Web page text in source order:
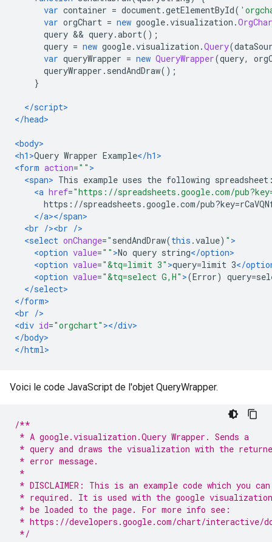
var container = document.getElementById(
var orgChart = new google.visualization .
query && query.abort();
query = new google.visualization .Query(
var queryWrapper = new QueryWrapper(query,
queryWrapper . sendAndDraw();
}
</script>
</head>
<body>
<h1>Query Wrapper Example</h1>
<form action="" >
<span> This example uses the following
<a href="https://spreadsheets.google.com/
https://spreadsheets.google.com/
</a></span>
<br /><br />
<select onChange=" sendAndDraw(this .value) " >
<option value="" >No query string</option>
<option value="&tq=limit 3" >query=limit 3</
<option value="&tq=select G,H" >(Error)
</select>
</form>
<br />
<div id="orgchart" ></div>
</body>
</html>
Voici le code JavaScript de l'objet QueryWrapper.
/**
* A google.visualization.Query Wrapper. Sends a
* query and draws the visualization with the
* error message.
*
* DISCLAIMER: This is an example code which you
* required. It is used with the google visualization
* be loaded to the page. For more info see:
* https://developers.google.com/chart/interactive/
*/